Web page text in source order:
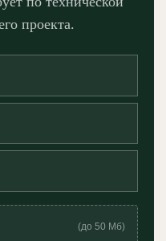
проекта.
(до 50 Мб)